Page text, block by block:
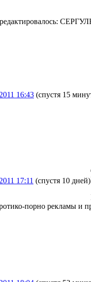
16:43 (спустя 15
17:11 (спустя 10 дней)
порно рекламы и